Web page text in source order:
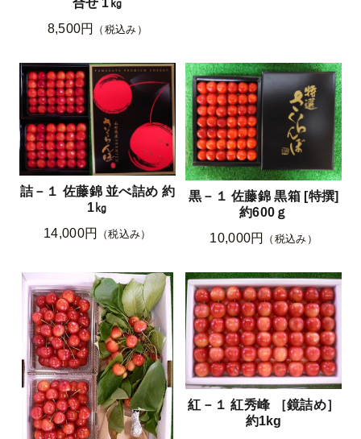
合せ 1㎏
8,500円
（税込み）
詰－１ 佐藤錦 並べ詰め 約
1㎏
14,000円
（税込み）
黒－１ 佐藤錦 黒箱 [特撰]
約600ｇ
10,000円
（税込み）
紅－１ 紅秀峰 ［鏡詰め］
約1kg